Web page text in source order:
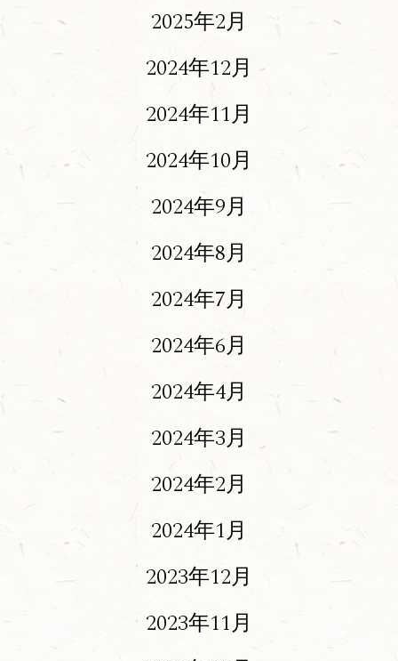
2025年2月
2024年12月
2024年11月
2024年10月
2024年9月
2024年8月
2024年7月
2024年6月
2024年4月
2024年3月
2024年2月
2024年1月
2023年12月
2023年11月